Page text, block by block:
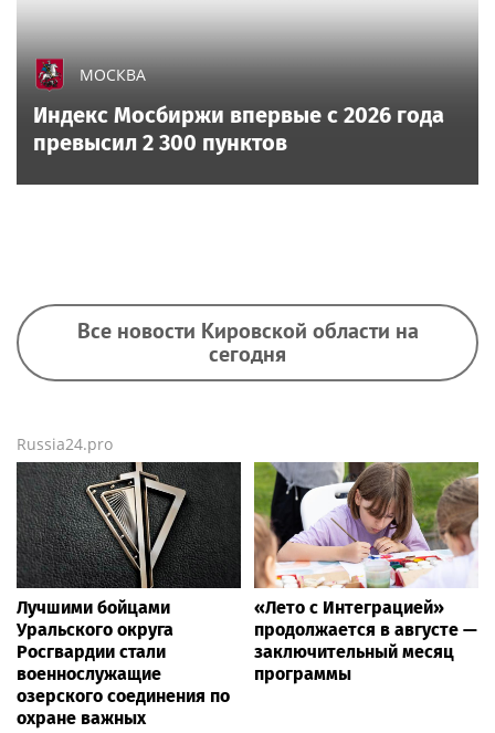
МОСКВА
Индекс Мосбиржи впервые с 2026 года
превысил 2 300 пунктов
Все новости Кировской области на
сегодня
Russia24.pro
Лучшими бойцами
Уральского округа
Росгвардии стали
военнослужащие
озерского соединения по
охране важных
«Лето с Интеграцией»
продолжается в августе —
заключительный месяц
программы